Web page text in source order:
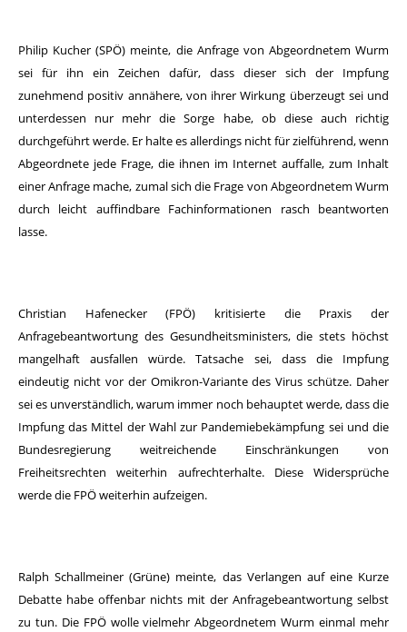
Philip Kucher (SPÖ) meinte, die Anfrage von Abgeordnetem Wurm
sei für ihn ein Zeichen dafür, dass dieser sich der Impfung
zunehmend positiv annähere, von ihrer Wirkung überzeugt sei und
unterdessen nur mehr die Sorge habe, ob diese auch richtig
durchgeführt werde. Er halte es allerdings nicht für zielführend, wenn
Abgeordnete jede Frage, die ihnen im Internet auffalle, zum Inhalt
einer Anfrage mache, zumal sich die Frage von Abgeordnetem Wurm
durch leicht auffindbare Fachinformationen rasch beantworten
lasse.
Christian Hafenecker (FPÖ) kritisierte die Praxis der
Anfragebeantwortung des Gesundheitsministers, die stets höchst
mangelhaft ausfallen würde. Tatsache sei, dass die Impfung
eindeutig nicht vor der Omikron-Variante des Virus schütze. Daher
sei es unverständlich, warum immer noch behauptet werde, dass die
Impfung das Mittel der Wahl zur Pandemiebekämpfung sei und die
Bundesregierung weitreichende Einschränkungen von
Freiheitsrechten weiterhin aufrechterhalte. Diese Widersprüche
werde die FPÖ weiterhin aufzeigen.
Ralph Schallmeiner (Grüne) meinte, das Verlangen auf eine Kurze
Debatte habe offenbar nichts mit der Anfragebeantwortung selbst
zu tun. Die FPÖ wolle vielmehr Abgeordnetem Wurm einmal mehr